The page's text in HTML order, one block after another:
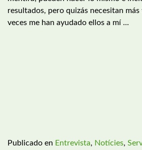
resultados, pero quizás necesitan
veces me han ayudado ellos a mí ...
Publicado en Entrevista, Notícies,